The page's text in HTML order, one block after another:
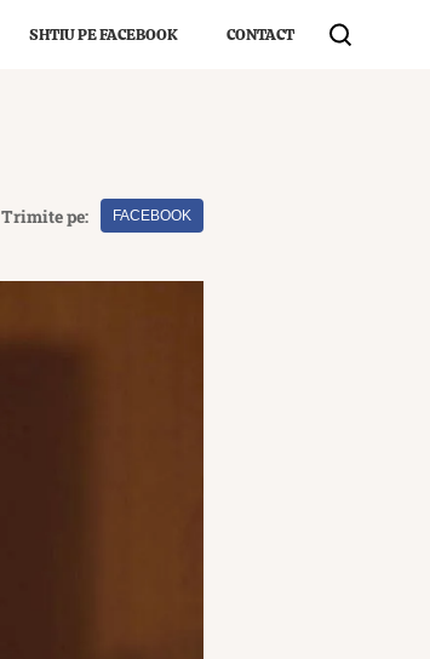
SHTIU PE FACEBOOK CONTACT
Trimite pe: FACEBOOK